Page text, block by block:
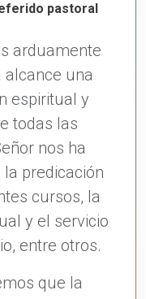
pastoral
arduamente
alcance una
espiritual y
todas las
nos ha
predicación
cursos, la
y el servicio
entre otros.
que la